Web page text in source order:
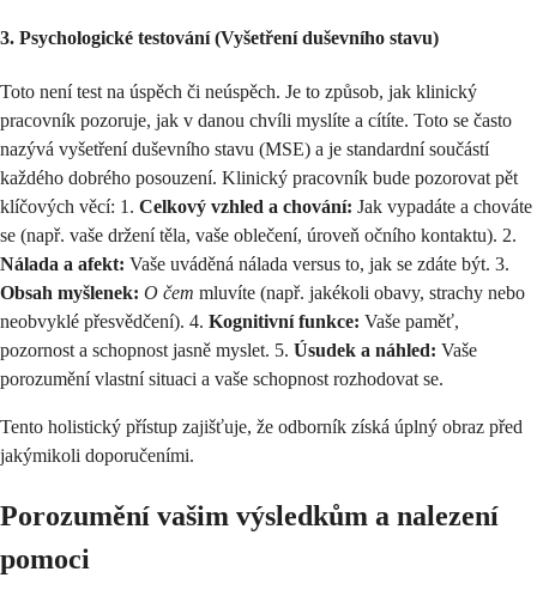
3. Psychologické testování (Vyšetření duševního stavu)
Toto není test na úspěch či neúspěch. Je to způsob, jak klinický
pracovník pozoruje, jak v danou chvíli myslíte a cítíte. Toto se často
nazývá vyšetření duševního stavu (MSE) a je standardní součástí
každého dobrého posouzení. Klinický pracovník bude pozorovat pět
klíčových věcí: 1. Celkový vzhled a chování: Jak vypadáte a chováte
se (např. vaše držení těla, vaše oblečení, úroveň očního kontaktu). 2.
Nálada a afekt: Vaše uváděná nálada versus to, jak se zdáte být. 3.
Obsah myšlenek: O čem mluvíte (např. jakékoli obavy, strachy nebo
neobvyklé přesvědčení). 4. Kognitivní funkce: Vaše paměť,
pozornost a schopnost jasně myslet. 5. Úsudek a náhled: Vaše
porozumění vlastní situaci a vaše schopnost rozhodovat se.
Tento holistický přístup zajišťuje, že odborník získá úplný obraz před
jakýmikoli doporučeními.
Porozumění vašim výsledkům a nalezení
pomoci